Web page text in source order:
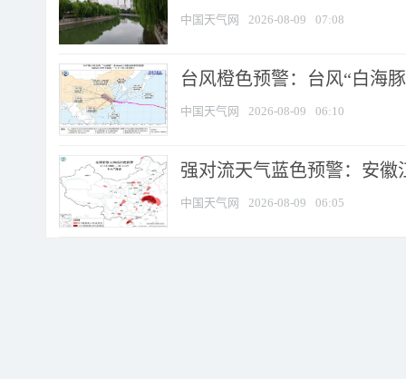
中国天气网 2026-08-09 07:08
台风橙色预警：台风“白海
中国天气网 2026-08-09 06:10
强对流天气蓝色预警：安徽
中国天气网 2026-08-09 06:05